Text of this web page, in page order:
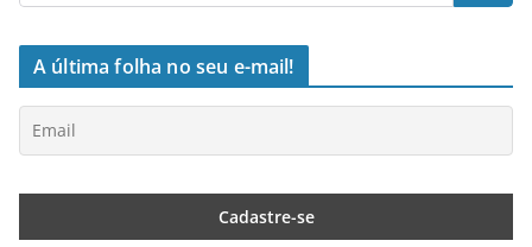
A última folha no seu e-mail!